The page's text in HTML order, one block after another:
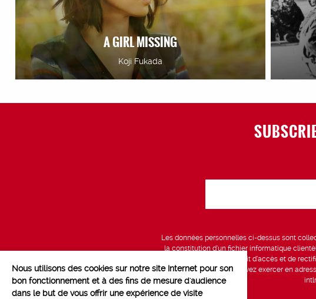
A GIRL MISSING
Koji Fukada
Les données personnelles ci-dessus sont
la constitution d’un fichier informatique
vous bénéficiez d’un droit d’accès et de
données, que vous pouvez exercer en
Nous utilisons des cookies sur notre site Internet pour son
bon fonctionnement et à des fins de mesure d'audience
dans le but de vous offrir une expérience de visite